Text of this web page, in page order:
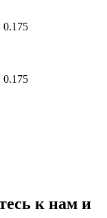
0.175
0.175
к нам и